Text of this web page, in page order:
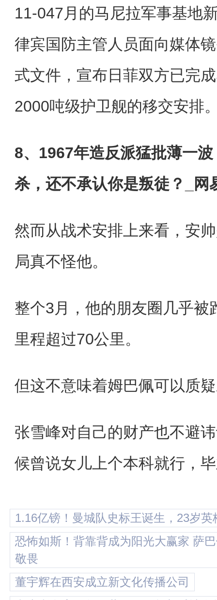
11-047月的马尼拉军事基地
律宾国防主管人员面向媒体
式文件，宣布日菲双方已完
2000吨级护卫舰的移交安排
8、1967年造反派猛批薄一
杀，还不承认你是叛徒？_网
然而从战术安排上来看，安
局真不怪他。
整个3月，他的朋友圈几乎被
里程超过70公里。
但这不意味着姆巴佩可以质
张雪峰对自己的财产也不避
候曾说女儿上个本科就行，
1.16亿镑！曼城队史标王诞生，23岁
恐怖如斯！背靠背成为阳光大赢家 萨
敬畏
董宇辉在西安成立新文化传播公司